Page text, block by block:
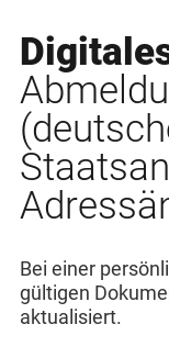
Bei einer
gültigen
aktualisiert.